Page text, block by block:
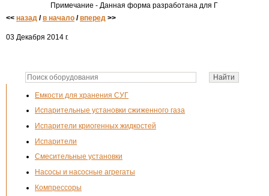
Емкости для хранения СУГ
Испарительные установки сжиженного газа
Испарители криогенных жидкостей
Испарители
Смесительные установки
Насосы и насосные агрегаты
Компрессоры
Примечание - Данная форма разработана для ГНС, ГНП, АГЗС
<< назад /в начало /вперед >>
03 Декабря 2014 г.